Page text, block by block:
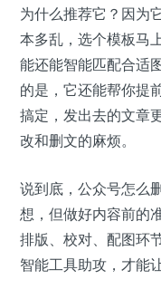
为什么推荐它？因为
本多乱，选个模板马
能还能智能匹配合适
的是，它还能帮你提
搞定，发出去的文章
改和删文的麻烦。
说到底，公众号怎么
想，但做好内容前的
排版、校对、配图环
智能工具助攻，才能